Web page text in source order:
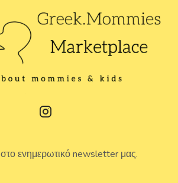
στο ενημερωτικό newsletter μας.